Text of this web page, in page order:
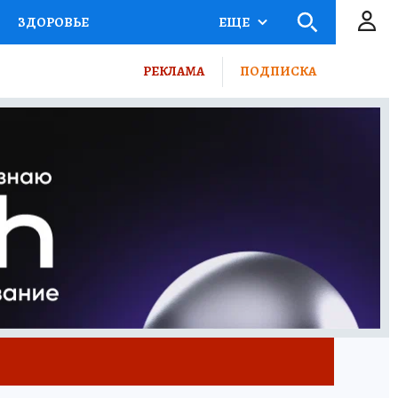
ЗДОРОВЬЕ
НА СПОРТ ПРОМОКОДЫ
ЕЩЕ
РЕКЛАМА ПОДПИСКА